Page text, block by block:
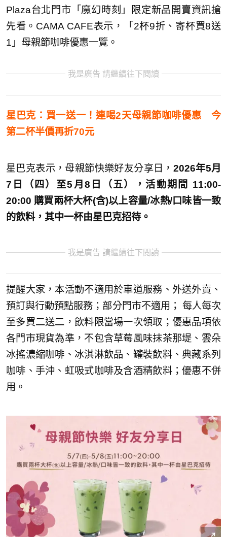
Plaza台北門市「魔幻時刻」限定新品開賣資訊搶
先看。CAMA CAFE表示，「2杯9折、寄杯買8送
1」母親節咖啡優惠一覽。
我是廣告 請繼續往下閱讀
星巴克：買一送一！連喝2天母親節咖啡優惠 今
第二杯半價再折70元
星巴克表示，母親節快樂好友分享日， 2026年5月
7日（四）至5月8日（五），活動期間 11:00-
20:00 購買兩杯大杯(含)以上容量/冰熱/口味皆一致
的飲料，其中一杯由星巴克招待。
我是廣告 請繼續往下閱讀
提醒大家，本活動不適用於車道服務、外送外賣、
預訂與行動預點服務；部分門市不適用； 每人每次
至多買二送二，飲料限當場一次領取；優惠品項依
各門市現貨為準，不包含草莓風味抹茶那堤、雲朵
冰搖濃縮咖啡、冰淇淋飲品、罐裝飲料、典藏系列
咖啡、手沖、虹吸式咖啡及含酒精飲料；優惠不併
用。